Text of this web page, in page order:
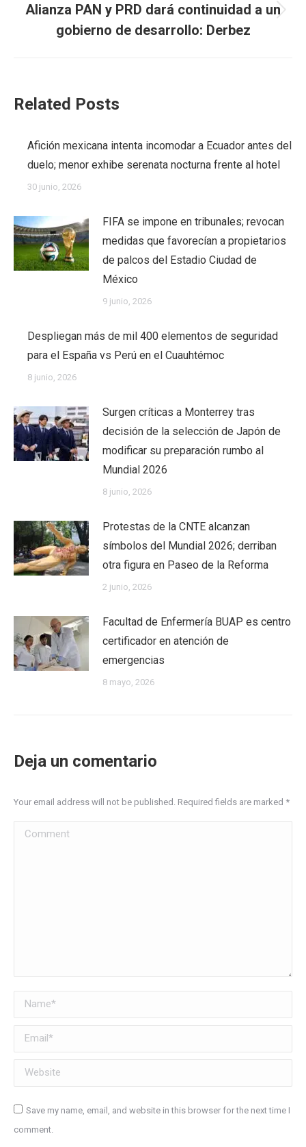
Next
post:
Alianza PAN y PRD dará continuidad a un
gobierno de desarrollo: Derbez
Related Posts
Afición mexicana intenta incomodar a Ecuador antes del
duelo; menor exhibe serenata nocturna frente al hotel
30 junio, 2026
FIFA se impone en tribunales; revocan
medidas que favorecían a propietarios
de palcos del Estadio Ciudad de
México
9 junio, 2026
Despliegan más de mil 400 elementos de seguridad
para el España vs Perú en el Cuauhtémoc
8 junio, 2026
Surgen críticas a Monterrey tras
decisión de la selección de Japón de
modificar su preparación rumbo al
Mundial 2026
8 junio, 2026
Protestas de la CNTE alcanzan
símbolos del Mundial 2026; derriban
otra figura en Paseo de la Reforma
2 junio, 2026
Facultad de Enfermería BUAP es centro
certificador en atención de
emergencias
8 mayo, 2026
Deja un comentario
Your email address will not be published. Required fields are marked *
Comment
Name *
Email *
Website
Save my name, email, and website in this browser for the next time I
comment.